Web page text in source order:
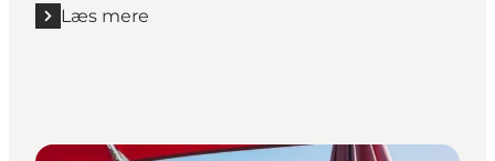
Læs mere
Læs mere "Hotel Danmark rooftop"